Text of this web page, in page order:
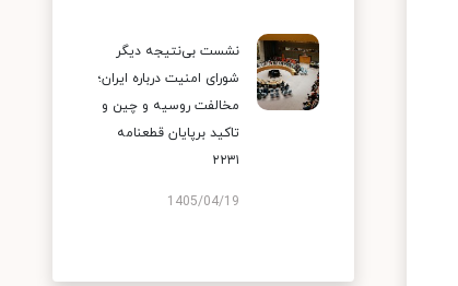
نشست بی‌نتیجه دیگر
شورای امنیت درباره ایران؛
مخالفت روسیه و چین و
تاکید برپایان قطعنامه
۲۲۳۱
1405/04/19